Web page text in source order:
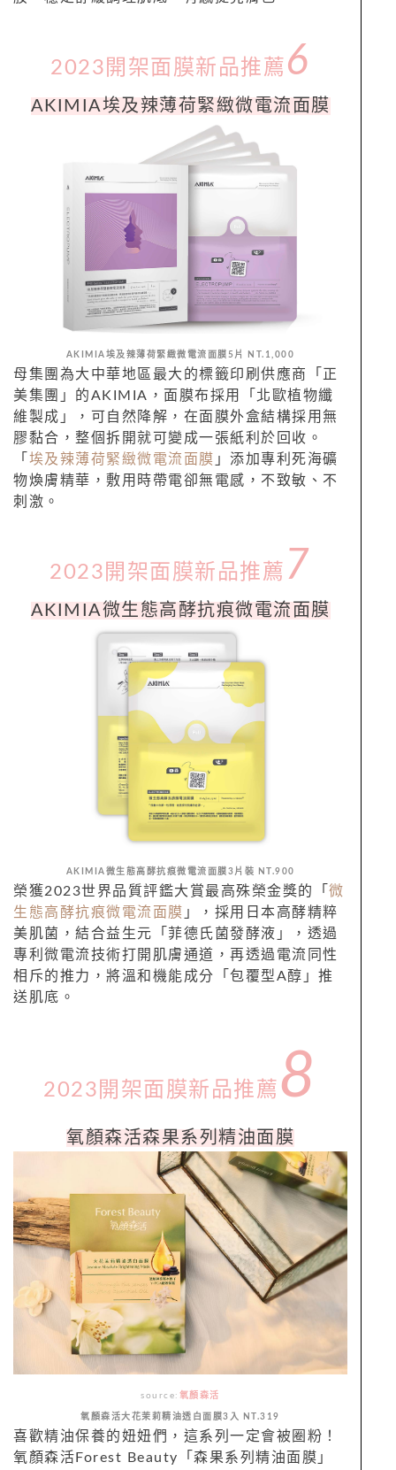
2023開架面膜新品推薦 6
AKIMIA埃及辣薄荷緊緻微電流面膜
AKIMIA埃及辣薄荷緊緻微電流面膜5片 NT.1,000
母集團為大中華地區最大的標籤印刷供應商「正
美集團」的AKIMIA，面膜布採用「北歐植物纖
維製成」，可自然降解，在面膜外盒結構採用無
膠黏合，整個拆開就可變成一張紙利於回收。
「 埃及辣薄荷緊緻微電流面膜 」添加專利死海礦
物煥膚精華，敷用時帶電卻無電感，不致敏、不
刺激。
2023開架面膜新品推薦 7
AKIMIA微生態高酵抗痕微電流面膜
AKIMIA微生態高酵抗痕微電流面膜3片裝 NT.900
榮獲2023世界品質評鑑大賞最高殊榮金獎的「 微
生態高酵抗痕微電流面膜 」，採用日本高酵精粹
美肌菌，結合益生元「菲德氏菌發酵液」，透過
專利微電流技術打開肌膚通道，再透過電流同性
相斥的推力，將溫和機能成分「包覆型A醇」推
送肌底。
2023開架面膜新品推薦 8
氧顏森活森果系列精油面膜
source: 氧 顏 森活
氧 顏森 活大花茉莉精油透白面膜3入 NT.319
喜歡精油保養的妞妞們，這系列一定會被圈粉！
氧 顏森 活 Forest Beauty 「 森 果系列精油面膜」